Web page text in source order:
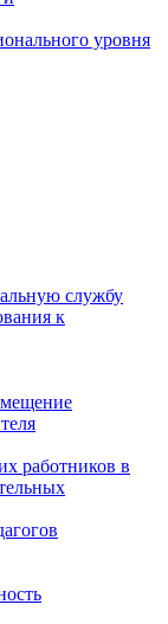
уровня
службу
к
работников в